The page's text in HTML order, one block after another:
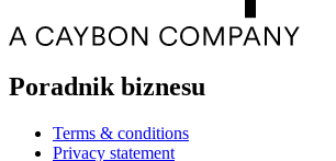
Poradnik biznesu
Terms & conditions
Privacy statement